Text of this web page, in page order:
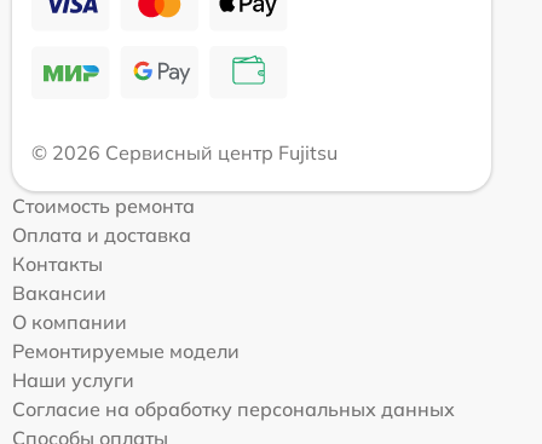
© 2026 Сервисный центр Fujitsu
Стоимость ремонта
Оплата и доставка
Контакты
Вакансии
О компании
Ремонтируемые модели
Наши услуги
Согласие на обработку персональных данных
Способы оплаты